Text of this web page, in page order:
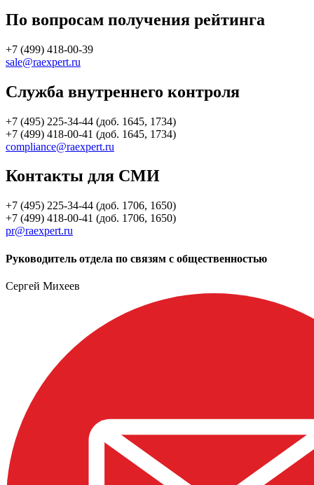
По вопросам получения рейтинга
+7 (499) 418-00-39
sale@raexpert.ru
Служба внутреннего контроля
+7 (495) 225-34-44 (доб. 1645, 1734)
+7 (499) 418-00-41 (доб. 1645, 1734)
compliance@raexpert.ru
Контакты для СМИ
+7 (495) 225-34-44 (доб. 1706, 1650)
+7 (499) 418-00-41 (доб. 1706, 1650)
pr@raexpert.ru
Руководитель отдела по связям с общественностью
Сергей Михеев